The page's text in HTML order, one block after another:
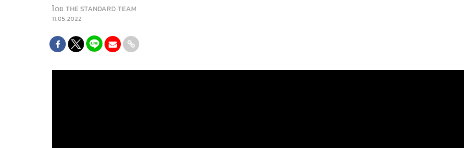
โดย THE STANDARD TEAM
11.05.2022